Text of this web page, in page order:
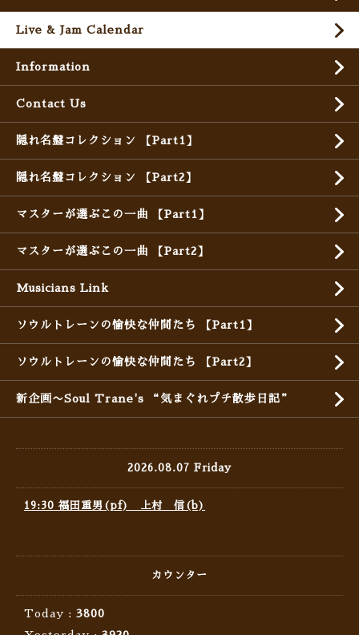
Live & Jam Calendar
Information
Contact Us
隠れ名盤コレクション 【Part1】
隠れ名盤コレクション 【Part2】
マスターが選ぶこの一曲 【Part1】
マスターが選ぶこの一曲 【Part2】
Musicians Link
ソウルトレーンの愉快な仲間たち 【Part1】
ソウルトレーンの愉快な仲間たち 【Part2】
新企画〜Soul Trane's “気まぐれプチ散歩日記”
2026.08.07 Friday
19:30 福田重男(pf) 上村 信(b)
カウンター
Today : 3800